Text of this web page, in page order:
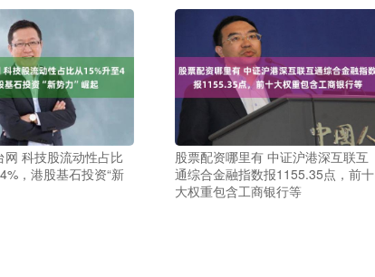
网 科技股流动性占比
，港股基石投资“新
股票配资哪里有 中证沪港深互联互
通综合金融指数报1155.35点，前十
大权重包含工商银行等